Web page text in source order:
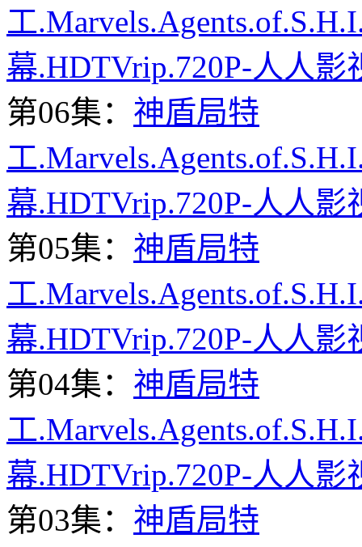
工
幕.HDTVrip.720P-人人影
第06集： 神盾局特
工
幕.HDTVrip.720P-人人影
第05集： 神盾局特
工
幕.HDTVrip.720P-人人影
第04集： 神盾局特
工
幕.HDTVrip.720P-人人影
第03集： 神盾局特